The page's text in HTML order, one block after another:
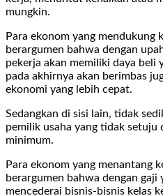
mungkin.
Para ekonom yang mendukung
berargumen bahwa dengan
pekerja akan memiliki daya beli
pada akhirnya akan berimbas
ekonomi yang lebih cepat.
Sedangkan di sisi lain, tidak
pemilik usaha yang tidak setuju
minimum.
Para ekonom yang menantang
berargumen bahwa dengan
mencederai bisnis-bisnis kelas